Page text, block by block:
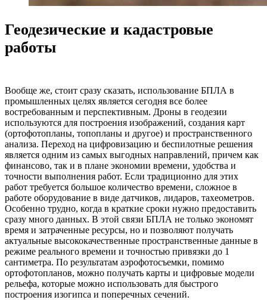
Геодезические и кадастровые
работы
Вообще же, стоит сразу сказать, использование БПЛА в
промышленных целях является сегодня все более
востребованным и перспективным. Дроны в геодезии
используются для построения изображений, создания карт
(ортофотопланы, топопланы и другое) и пространственного
анализа. Переход на цифровизацию и беспилотные решения
является одним из самых выгодных направлений, причем как
финансово, так и в плане экономии времени, удобства и
точности выполнения работ. Если традиционно для этих
работ требуется большое количество времени, сложное в
работе оборудование в виде датчиков, лидаров, тахеометров.
Особенно трудно, когда в краткие сроки нужно предоставить
сразу много данных. В этой связи БПЛА не только экономят
время и затраченные ресурсы, но и позволяют получать
актуальные высококачественные пространственные данные в
режиме реального времени и точностью привязки до 1
сантиметра. По результатам аэрофотосъемки, помимо
ортофотопланов, можно получать карты и цифровые модели
рельефа, которые можно использовать для быстрого
построения изогипса и поперечных сечений.